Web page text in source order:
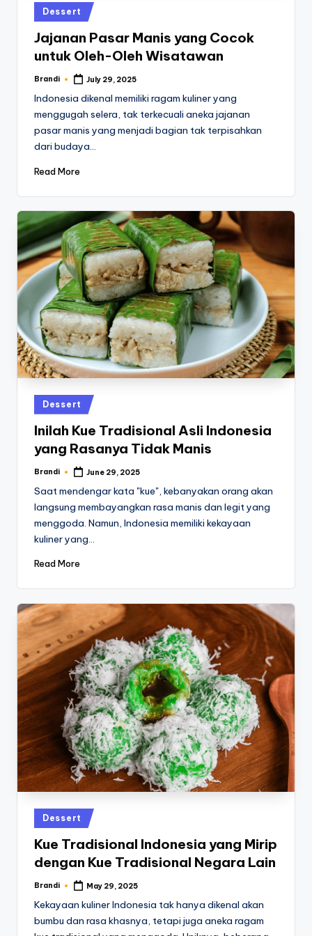
Posted
in
Dessert
Jajanan Pasar Manis yang Cocok
untuk Oleh-Oleh Wisatawan
Posted
Brandi July 29, 2025
Indonesia dikenal memiliki ragam kuliner yang
menggugah selera, tak terkecuali aneka jajanan
pasar manis yang menjadi bagian tak terpisahkan
dari budaya…
Read More
Posted
in
Dessert
Inilah Kue Tradisional Asli Indonesia
yang Rasanya Tidak Manis
Posted
Brandi June 29, 2025
Saat mendengar kata "kue", kebanyakan orang akan
langsung membayangkan rasa manis dan legit yang
menggoda. Namun, Indonesia memiliki kekayaan
kuliner yang…
Read More
Posted
in
Dessert
Kue Tradisional Indonesia yang Mirip
dengan Kue Tradisional Negara Lain
Posted
Brandi May 29, 2025
Kekayaan kuliner Indonesia tak hanya dikenal akan
bumbu dan rasa khasnya, tetapi juga aneka ragam